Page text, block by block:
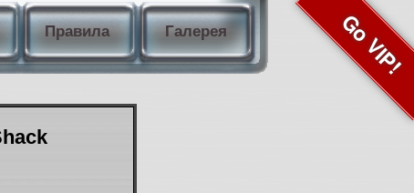
Правила Галерея Go VIP!